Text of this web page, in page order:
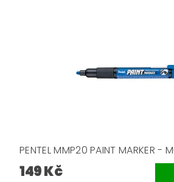
PENTEL MMP20 PAINT MARKER -
149 Kč